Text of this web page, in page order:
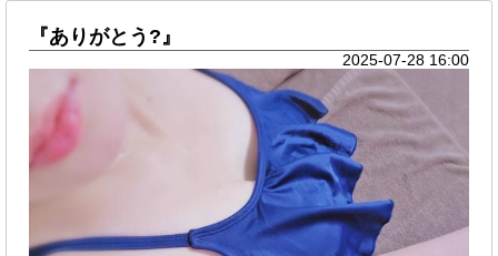
『ありがとう?』
2025-07-28 16:00